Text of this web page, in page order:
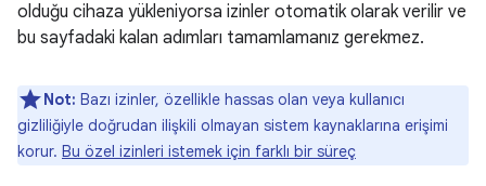
olduğu cihaza yükleniyorsa izinler otomatik olarak verilir ve
bu sayfadaki kalan adımları tamamlamanız gerekmez.
Not: Bazı izinler, özellikle hassas olan veya kullanıcı
gizliliğiyle doğrudan ilişkili olmayan sistem kaynaklarına erişimi
korur. Bu özel izinleri istemek için farklı bir süreç